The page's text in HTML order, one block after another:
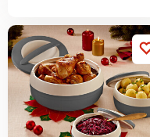
zeleninu a
čistiaciNerezová oceľ